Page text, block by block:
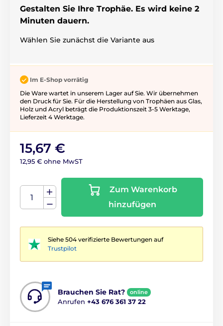
Gestalten Sie Ihre Trophäe. Es wird keine 2
Minuten dauern.
Wählen Sie zunächst die Variante aus
Im E-Shop vorrätig
Die Ware wartet in unserem Lager auf Sie. Wir übernehmen
den Druck für Sie. Für die Herstellung von Trophäen aus Glas,
Holz und Acryl beträgt die Produktionszeit 3-5 ​​Werktage,
Lieferzeit 4 Werktage.
15,67 €
12,95 € ohne MwST
Zum Warenkorb
hinzufügen
Siehe 504 verifizierte Bewertungen auf
Trustpilot
Brauchen Sie Rat? online
Anrufen +43 676 361 37 22